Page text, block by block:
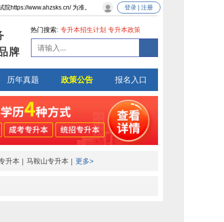
https://www.ahzsks.cn/ 为准。 登录 | 注册
牌
热门搜索: 专升本招生计划 专升本政策
历年真题 政策公告 报名入口
升本 马鞍山专升本 更多>